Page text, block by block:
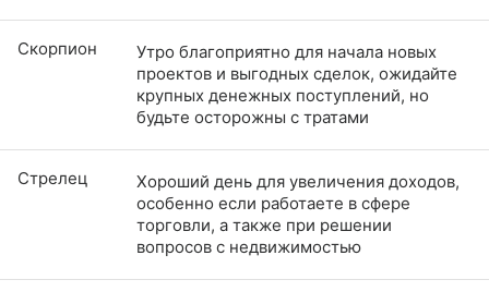
Скорпион
Утро благоприятно для начала новых
проектов и выгодных сделок, ожидайте
крупных денежных поступлений, но
будьте осторожны с тратами
Стрелец
Хороший день для увеличения доходов,
особенно если работаете в сфере
торговли, а также при решении
вопросов с недвижимостью